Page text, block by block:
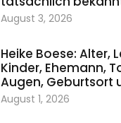
August 3, 2026
Heike Boese: Alter,
Kinder, Ehemann,
Augen, Geburtsort
August 1, 2026